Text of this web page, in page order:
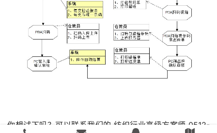
你想试下吗？可以联系我们的 纺织行业高级方案师 0512-